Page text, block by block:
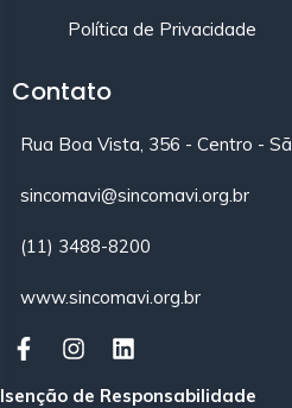
Política de Privacidade
Contato
Rua Boa Vista, 356 - Centro -
sincomavi@sincomavi.org.br
(11) 3488-8200
www.sincomavi.org.br
Isenção de Responsabilidade